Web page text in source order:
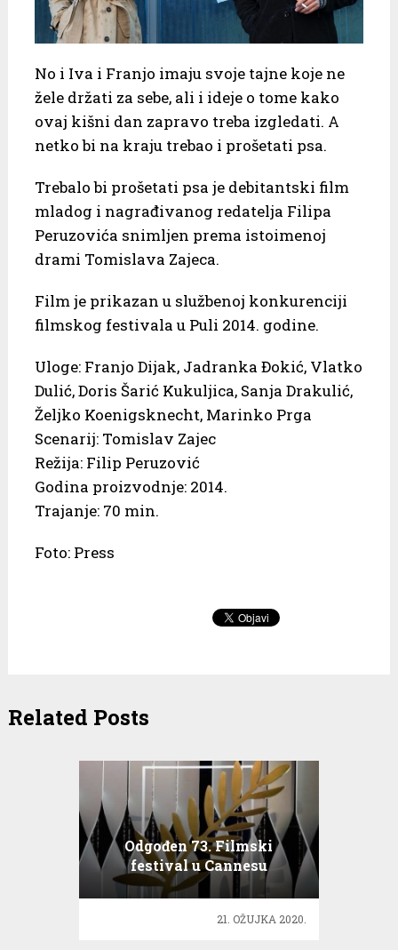
No i Iva i Franjo imaju svoje tajne koje ne
žele držati za sebe, ali i ideje o tome kako
ovaj kišni dan zapravo treba izgledati. A
netko bi na kraju trebao i prošetati psa.
Trebalo bi prošetati psa je debitantski film
mladog i nagrađivanog redatelja Filipa
Peruzovića snimljen prema istoimenoj
drami Tomislava Zajeca.
Film je prikazan u službenoj konkurenciji
filmskog festivala u Puli 2014. godine.
Uloge: Franjo Dijak, Jadranka Đokić, Vlatko
Dulić, Doris Šarić Kukuljica, Sanja Drakulić,
Željko Koenigsknecht, Marinko Prga
Scenarij: Tomislav Zajec
Režija: Filip Peruzović
Godina proizvodnje: 2014.
Trajanje: 70 min.
Foto: Press
Related Posts
Odgođen 73. Filmski
festival u Cannesu
21. OŽUJKA 2020.